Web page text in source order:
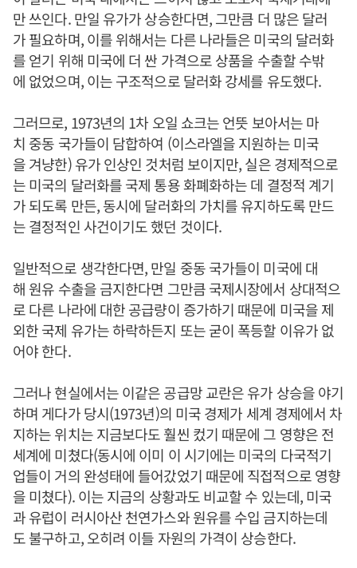
만 쓰인다. 만일 유가가 상승한다면, 그만큼 더 많은 달러
가 필요하며, 이를 위해서는 다른 나라들은 미국의 달러화
를 얻기 위해 미국에 더 싼 가격으로 상품을 수출할 수밖
에 없었으며, 이는 구조적으로 달러화 강세를 유도했다.
그러므로, 1973년의 1차 오일 쇼크는 언뜻 보아서는 마
치 중동 국가들이 담합하여 (이스라엘을 지원하는 미국
을 겨냥한) 유가 인상인 것처럼 보이지만, 실은 경제적으로
는 미국의 달러화를 국제 통용 화폐화하는 데 결정적 계기
가 되도록 만든, 동시에 달러화의 가치를 유지하도록 만드
는 결정적인 사건이기도 했던 것이다.
일반적으로 생각한다면, 만일 중동 국가들이 미국에 대
해 원유 수출을 금지한다면 그만큼 국제시장에서 상대적으
로 다른 나라에 대한 공급량이 증가하기 때문에 미국을 제
외한 국제 유가는 하락하든지 또는 굳이 폭등할 이유가 없
어야 한다.
그러나 현실에서는 이같은 공급망 교란은 유가 상승을 야기
하며 게다가 당시(1973년)의 미국 경제가 세계 경제에서 차
지하는 위치는 지금보다도 훨씬 컸기 때문에 그 영향은 전
세계에 미쳤다(동시에 이미 이 시기에는 미국의 다국적기
업들이 거의 완성태에 들어갔었기 때문에 직접적으로 영향
을 미쳤다). 이는 지금의 상황과도 비교할 수 있는데, 미국
과 유럽이 러시아산 천연가스와 원유를 수입 금지하는데
도 불구하고, 오히려 이들 자원의 가격이 상승한다.